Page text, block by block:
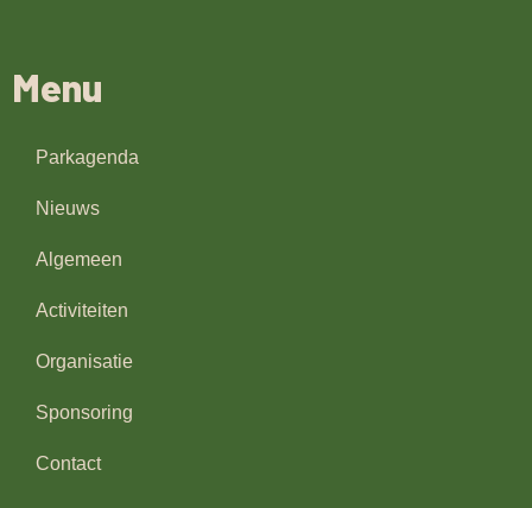
Menu
Parkagenda
Nieuws
Algemeen
Activiteiten
Organisatie
Sponsoring
Contact